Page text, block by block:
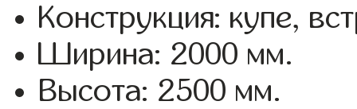
Конструкция: купе,
Ширина: 2000 мм.
Высота: 2500 мм.